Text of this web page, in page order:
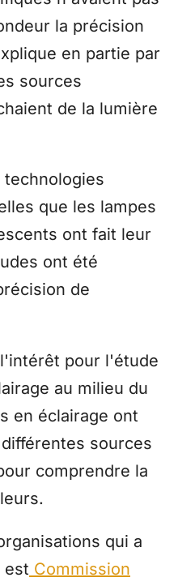
la précision
en partie par
sources
de la lumière
que les lampes
ont fait leur
ont été
de
pour l'étude
au milieu du
en éclairage ont
sources
comprendre la
qui a
est Commission